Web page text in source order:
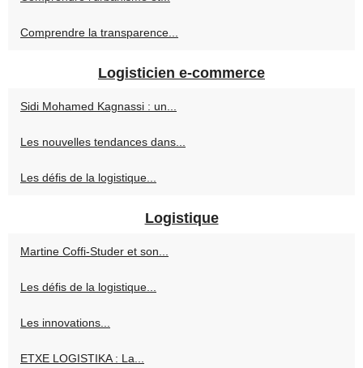
Comprendre la transparence...
Logisticien e-commerce
Sidi Mohamed Kagnassi : un...
Les nouvelles tendances dans...
Les défis de la logistique...
Logistique
Martine Coffi-Studer et son...
Les défis de la logistique...
Les innovations...
ETXE LOGISTIKA : La...